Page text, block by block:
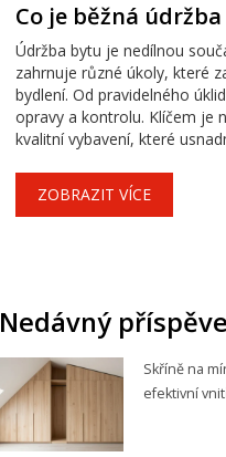
Co je běžná
Údržba bytu je nedílnou
zahrnuje různé úkoly, které
bydlení. Od pravidelného
opravy a kontrolu. Klíčem je
kvalitní vybavení, které
ZOBRAZIT VÍCE
Nedávný
Skříně na
efektivní